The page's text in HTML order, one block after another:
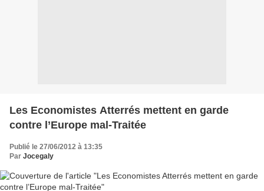
Les Economistes Atterrés mettent en garde
contre l’Europe mal-Traitée
Publié le 27/06/2012 à 13:35
Par Jocegaly